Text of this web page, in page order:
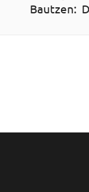
Bautzen: